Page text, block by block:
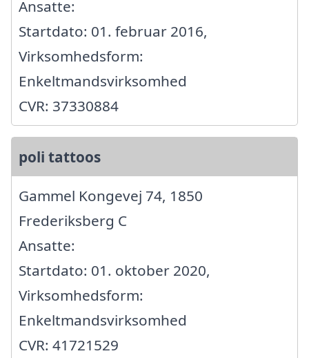
Ansatte:
Startdato: 01. februar 2016,
Virksomhedsform:
Enkeltmandsvirksomhed
CVR: 37330884
poli tattoos
Gammel Kongevej 74, 1850
Frederiksberg C
Ansatte:
Startdato: 01. oktober 2020,
Virksomhedsform:
Enkeltmandsvirksomhed
CVR: 41721529